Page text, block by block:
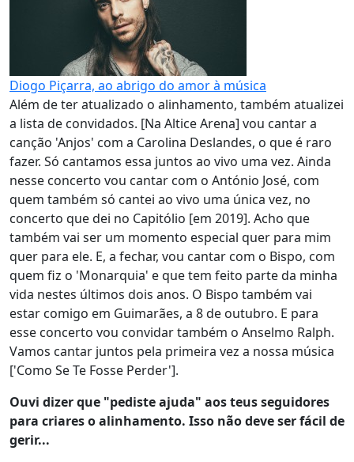
Diogo Piçarra, ao abrigo do amor à música
Além de ter atualizado o alinhamento, também atualizei
a lista de convidados. [Na Altice Arena] vou cantar a
canção 'Anjos' com a Carolina Deslandes, o que é raro
fazer. Só cantamos essa juntos ao vivo uma vez. Ainda
nesse concerto vou cantar com o António José, com
quem também só cantei ao vivo uma única vez, no
concerto que dei no Capitólio [em 2019]. Acho que
também vai ser um momento especial quer para mim
quer para ele. E, a fechar, vou cantar com o Bispo, com
quem fiz o 'Monarquia' e que tem feito parte da minha
vida nestes últimos dois anos. O Bispo também vai
estar comigo em Guimarães, a 8 de outubro. E para
esse concerto vou convidar também o Anselmo Ralph.
Vamos cantar juntos pela primeira vez a nossa música
['Como Se Te Fosse Perder'].
Ouvi dizer que "pediste ajuda" aos teus seguidores
para criares o alinhamento. Isso não deve ser fácil de
gerir...